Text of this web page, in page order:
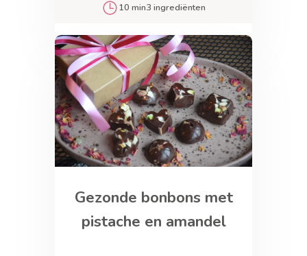
10 min3 ingrediënten
Gezonde bonbons met
pistache en amandel